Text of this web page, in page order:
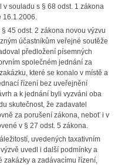
souladu s § 68 odst. 1 zákona
16.1.2006.
45 odst. 2 zákona novou výzvu
účastníkům veřejné soutěže
předložení písemných
společném jednání za
které se konalo v místě a
řízení bez uveřejnění
a k jednání byli vyzváni oba
skutečnost, že zadavatel
za porušení zákona, neboť i v
v § 27 odst. 5 zákona.
uvedených taxativním
uvedl i další podmínky a
zakázky a zadávacímu řízení,